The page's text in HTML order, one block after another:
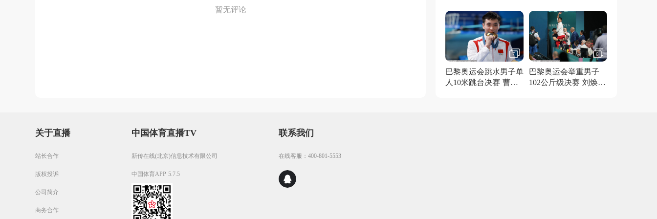
暂无评论
7
巴黎奥运会跳水男子单
人10米跳台决赛 曹缘
6
巴黎奥运会举重男子
102公斤级决赛 刘焕华
关于直播
站长合作
版权投诉
公司简介
商务合作
中国体育直播TV
新传在线(北京)信息技术有限公司
中国体育APP 5.7.5
联系我们
在线客服：400-801-5553